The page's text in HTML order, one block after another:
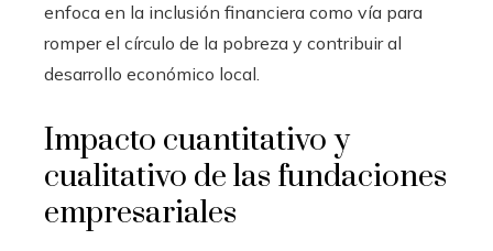
enfoca en la inclusión financiera como vía para
romper el círculo de la pobreza y contribuir al
desarrollo económico local.
Impacto cuantitativo y
cualitativo de las fundaciones
empresariales